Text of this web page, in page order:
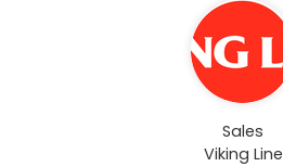
Sales
Viking Line